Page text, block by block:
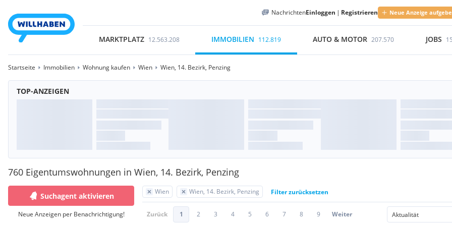
NachrichtenEinloggen | Registrieren Neue Anzeige
MARKTPLATZ 12.563.208 IMMOBILIEN 112.819 AUTO & MOTOR 207.570 JOBS
Startseite Immobilien Wohnung kaufen Wien Wien, 14. Bezirk, Penzing
TOP-ANZEIGEN
760 Eigentumswohnungen in Wien, 14. Bezirk, Penzing
Suchagent aktivieren
Neue Anzeigen per Benachrichtigung!
Wien Wien, 14. Bezirk, Penzing Filter zurücksetzen
Zurück 1 2 3 4 5 6 7 8 9 Weiter